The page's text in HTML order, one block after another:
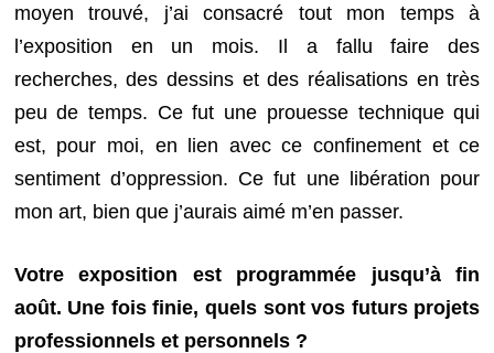
moyen trouvé, j’ai consacré tout mon temps à
l’exposition en un mois. Il a fallu faire des
recherches, des dessins et des réalisations en très
peu de temps. Ce fut une prouesse technique qui
est, pour moi, en lien avec ce confinement et ce
sentiment d’oppression. Ce fut une libération pour
mon art, bien que j’aurais aimé m’en passer.
Votre exposition est programmée jusqu’à fin
août. Une fois finie, quels sont vos futurs projets
professionnels et personnels ?